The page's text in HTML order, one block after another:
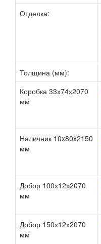
Отделка:
Толщина (мм):
Коробка 33х74х2070
мм
Наличник 10x80x2150
мм
Добор 100х12х2070
мм
Добор 150х12х2070
мм